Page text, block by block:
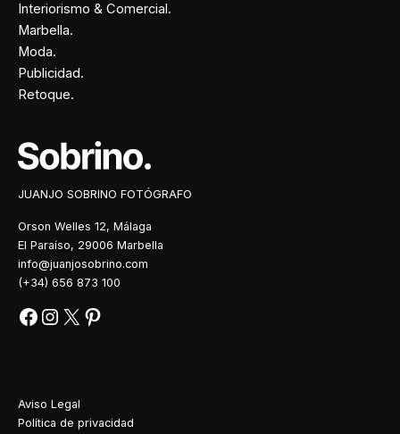
Interiorismo & Comercial.
Marbella.
Moda.
Publicidad.
Retoque.
JUANJO SOBRINO FOTÓGRAFO
Orson Welles 12, Málaga
El Paraíso, 29006 Marbella
info@juanjosobrino.com
(+34) 656 873 100
Aviso Legal
Política de privacidad